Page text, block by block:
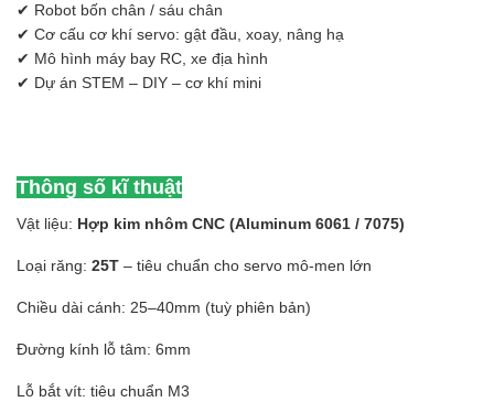
✔ Robot bốn chân / sáu chân
✔ Cơ cấu cơ khí servo: gật đầu, xoay, nâng hạ
✔ Mô hình máy bay RC, xe địa hình
✔ Dự án STEM – DIY – cơ khí mini
Thông số kĩ thuật
Vật liệu: Hợp kim nhôm CNC (Aluminum 6061 / 7075)
Loại răng: 25T – tiêu chuẩn cho servo mô-men lớn
Chiều dài cánh: 25–40mm (tuỳ phiên bản)
Đường kính lỗ tâm: 6mm
Lỗ bắt vít: tiêu chuẩn M3